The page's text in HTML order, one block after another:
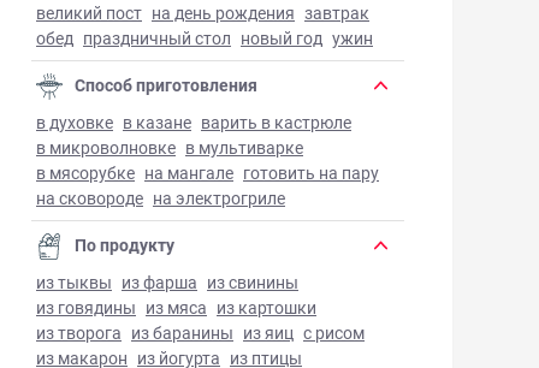
великий пост на день рождения завтрак
обед праздничный стол новый год ужин
Способ приготовления
в духовке в казане варить в кастрюле
в микроволновке в мультиварке
в мясорубке на мангале готовить на пару
на сковороде на электрогриле
По продукту
из тыквы из фарша из свинины
из говядины из мяса из картошки
из творога из баранины из яиц с рисом
из макарон из йогурта из птицы